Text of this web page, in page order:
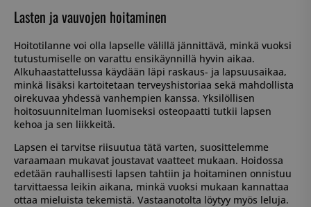
Lasten ja vauvojen hoitaminen
Hoitotilanne voi olla lapselle välillä jännittävä, minkä vuoksi
tutustumiselle on varattu ensikäynnillä hyvin aikaa.
Alkuhaastattelussa käydään läpi raskaus- ja lapsuusaikaa,
minkä lisäksi kartoitetaan terveyshistoriaa sekä mahdollista
oirekuvaa yhdessä vanhempien kanssa. Yksilöllisen
hoitosuunnitelman luomiseksi osteopaatti tutkii lapsen
kehoa ja sen liikkeitä.
Lapsen ei tarvitse riisuutua tätä varten, suosittelemme
varaamaan mukavat joustavat vaatteet mukaan. Hoidossa
edetään rauhallisesti lapsen tahtiin ja hoitaminen onnistuu
tarvittaessa leikin aikana, minkä vuoksi mukaan kannattaa
ottaa mieluista tekemistä. Vastaanotolta löytyy myös leluja.